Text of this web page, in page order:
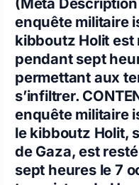
enquête militaire
kibboutz Holit est
pendant sept
permettant aux
s’infiltrer.
enquête militaire
le kibboutz Holit,
de Gaza, est
sept heures le 7